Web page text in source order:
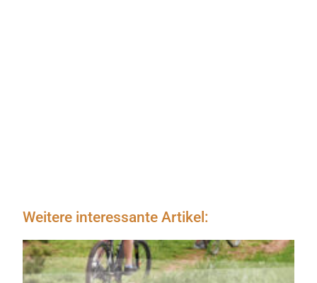
Weitere interessante Artikel: